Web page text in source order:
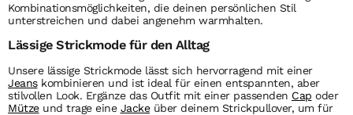
Kombinationsmöglichkeiten, die deinen persönlichen Stil
unterstreichen und dabei angenehm warmhalten.
Lässige Strickmode für den Alltag
Unsere lässige Strickmode lässt sich hervorragend mit einer
Jeanskombinieren und ist ideal für einen entspannten, aber
stilvollen Look. Ergänze das Outfit mit einer passenden Cap oder
Mützeund trage eine Jackeüber deinem Strickpullover, um für